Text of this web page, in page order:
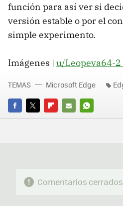
función para así ver si
versión estable o por el
simple experimento.
Imágenes | u/Leopeva64-
FACEBOOK
TWITTERFLIPBOARD
E-
WHATSAPP
TEMAS Microsoft Edge
Comentarios cerrados